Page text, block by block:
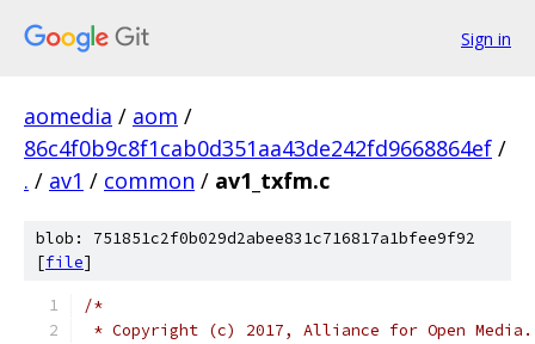
Sign in
aomedia / aom /
86c4f0b9c8f1cab0d351aa43de242fd9668864ef /
. / av1 / common / av1_txfm.c
blob: 751851c2f0b029d2abee831c716817a1bfee9f92
[file]
/*
* Copyright (c) 2017, Alliance for Open